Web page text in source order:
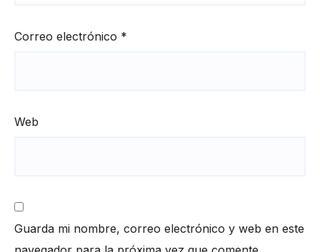
Correo electrónico *
Web
Guarda mi nombre, correo electrónico y web en este